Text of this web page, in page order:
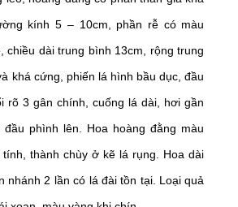
kính 5 – 10cm, phần rễ có màu
chiều dài trung bình 13cm, rộng trung
khá cứng, phiến lá hình bầu dục, đầu
rõ 3 gân chính, cuống lá dài, hơi gần
phình lên. Hoa hoàng đằng màu
thành chùy ở kẽ lá rụng. Hoa dài
nhánh 2 lần có lá đài tồn tại. Loại quả